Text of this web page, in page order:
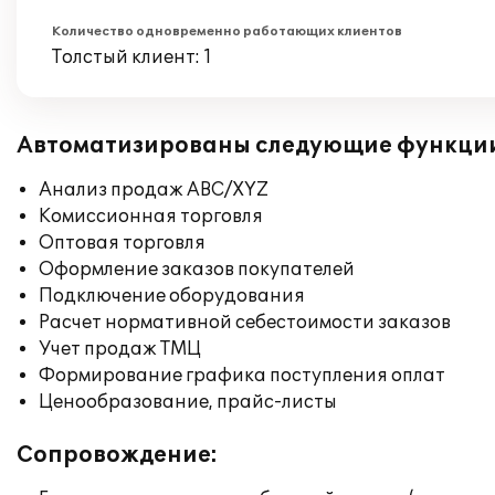
Количество одновременно работающих клиентов
Толстый клиент: 1
Автоматизированы следующие
Анализ продаж ABC/XYZ
Комиссионная торговля
Оптовая торговля
Оформление заказов покупателей
Подключение оборудования
Расчет нормативной себестоимости заказов
Учет продаж ТМЦ
Формирование графика поступления оплат
Ценообразование, прайс-листы
Сопровождение: